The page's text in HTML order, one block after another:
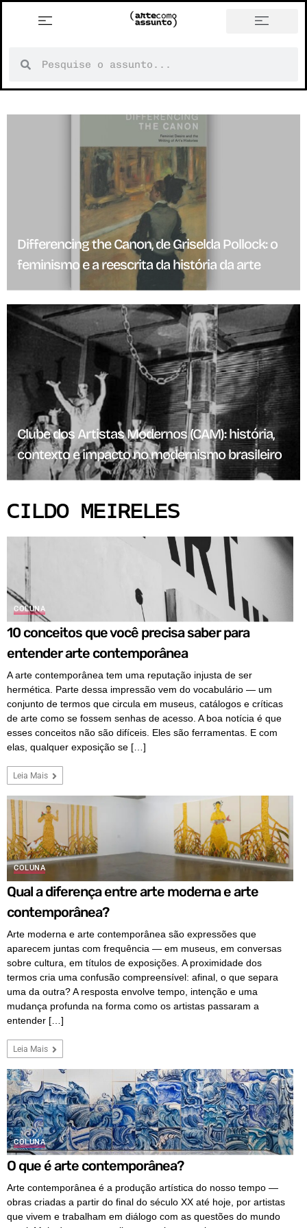
Differencing the Canon, de Griselda Pollock: o
feminismo e a reescrita da história da arte
Clube dos Artistas Modernos (CAM): história,
contexto e impacto no modernismo brasileiro
CILDO MEIRELES
COLUNA
10 conceitos que você precisa saber para
entender arte contemporânea
A arte contemporânea tem uma reputação injusta de ser
hermética. Parte dessa impressão vem do vocabulário — um
conjunto de termos que circula em museus, catálogos e críticas
de arte como se fossem senhas de acesso. A boa notícia é que
esses conceitos não são difíceis. Eles são ferramentas. E com
elas, qualquer exposição se […]
Leia Mais
COLUNA
Qual a diferença entre arte moderna e arte
contemporânea?
Arte moderna e arte contemporânea são expressões que
aparecem juntas com frequência — em museus, em conversas
sobre cultura, em títulos de exposições. A proximidade dos
termos cria uma confusão compreensível: afinal, o que separa
uma da outra? A resposta envolve tempo, intenção e uma
mudança profunda na forma como os artistas passaram a
entender […]
Leia Mais
COLUNA
O que é arte contemporânea?
Arte contemporânea é a produção artística do nosso tempo —
obras criadas a partir do final do século XX até hoje, por artistas
que vivem e trabalham em diálogo com as questões do mundo